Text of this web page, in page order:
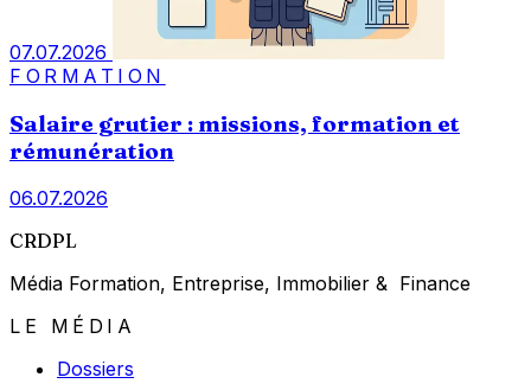
07.07.2026
FORMATION
Salaire grutier : missions, formation et
rémunération
06.07.2026
CRDPL
Média Formation, Entreprise, Immobilier & Finance
LE MÉDIA
Dossiers